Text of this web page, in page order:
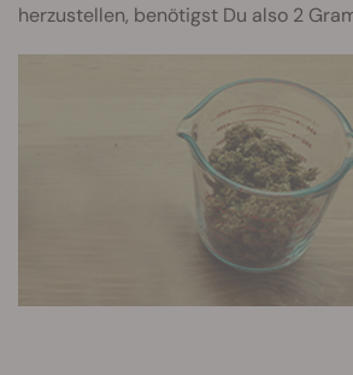
herzustellen, benötigst Du also 2